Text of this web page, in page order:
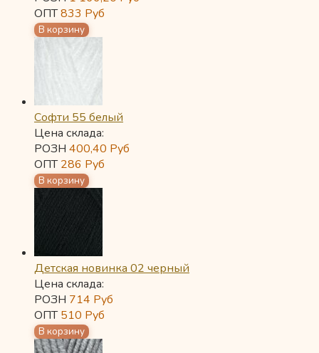
ОПТ833 Руб
Софти 55 белый
Цена склада:
РОЗН 400,40 Руб
ОПТ286 Руб
Детская новинка 02 черный
Цена склада:
РОЗН 714 Руб
ОПТ510 Руб